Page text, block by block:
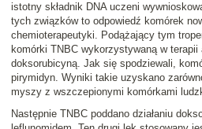
istotny składnik DNA uczeni
tych związków to odpowiedź komórek
chemioterapeutyki. Podążający tym
komórki TNBC wykorzystywaną w terapii
doksorubicyną. Jak się spodziewali,
pirymidyn. Wyniki takie uzyskano
myszy z wszczepionymi komórkami
Następnie TNBC poddano działaniu